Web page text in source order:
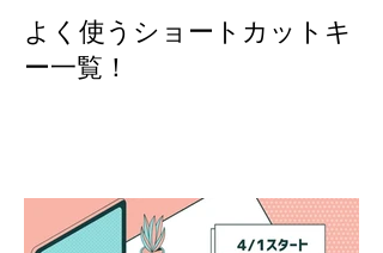
よく使うショートカットキ
ー一覧！